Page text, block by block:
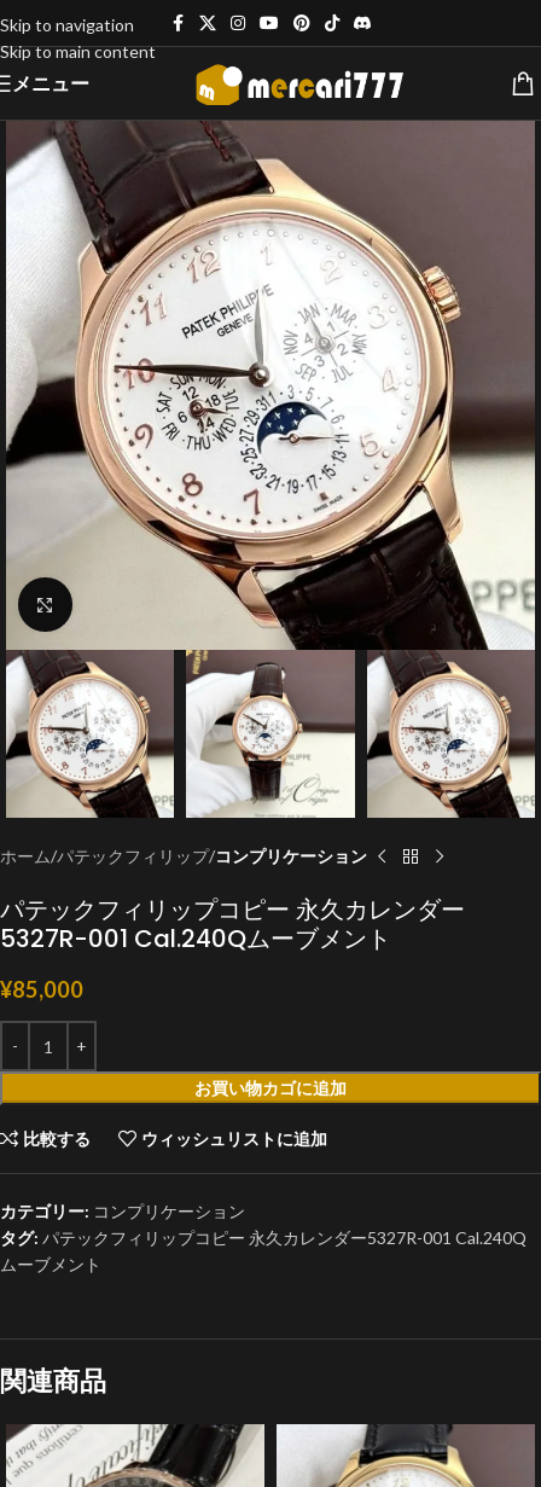
Skip to navigation
Skip to main content
メニュー
クリックで拡大
ホーム パテックフィリップ コンプリケーション
パテックフィリップコピー 永久カレンダー
5327R-001 Cal.240Qムーブメント
¥85,000
お買い物カゴに追加
比較する ウィッシュリストに追加
カテゴリー: コンプリケーション
タグ: パテックフィリップコピー 永久カレンダー5327R-001 Cal.240Q
ムーブメント
関連商品